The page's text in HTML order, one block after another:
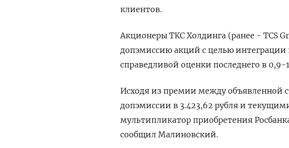
клиентов.
Акционеры ТКС Холдинга (ранее - TCS
допэмиссию акций с целью интеграции
справедливой оценки последнего в 0,9-
Исходя из премии между объявленной
допэмиссии в 3.423,62 рубля и
мультипликатор приобретения
сообщил Малиновский.